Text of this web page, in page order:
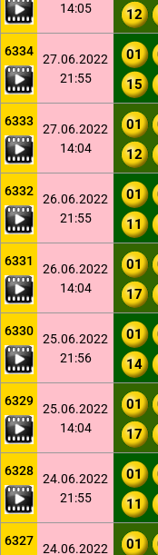
14:05
12
6334
27.06.2022
21:55
01
15
6333
27.06.2022
14:04
01
12
6332
26.06.2022
21:55
01
11
6331
26.06.2022
14:04
01
17
6330
25.06.2022
21:56
01
14
6329
25.06.2022
14:04
01
17
6328
24.06.2022
21:55
01
11
6327
24.06.2022
01